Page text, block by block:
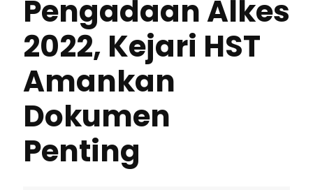
Pengadaan Alkes
2022, Kejari HST
Amankan
Dokumen
Penting